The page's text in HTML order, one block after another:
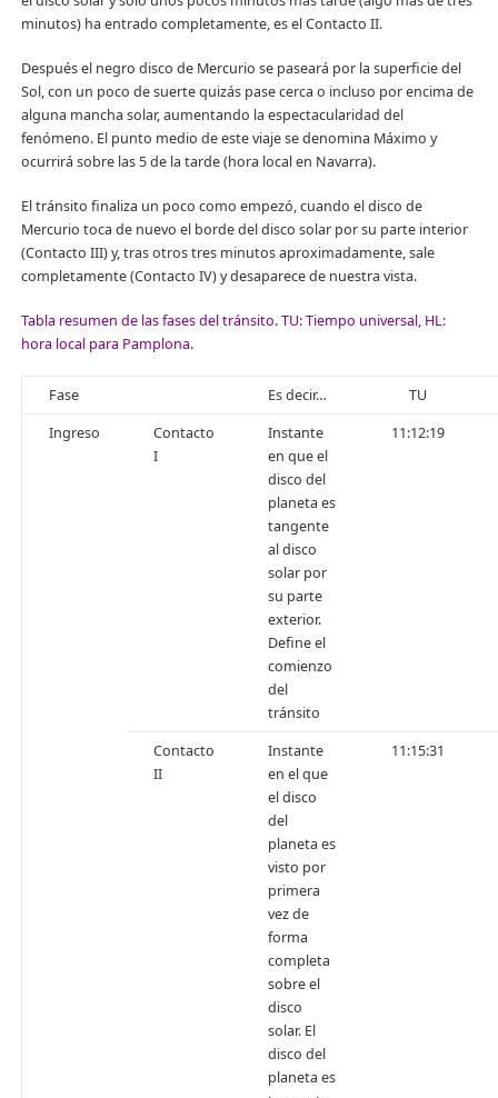
minutos) ha entrado completamente, es el Contacto II.
Después el negro disco de Mercurio se paseará por la superficie del
Sol, con un poco de suerte quizás pase cerca o incluso por encima de
alguna mancha solar, aumentando la espectacularidad del
fenómeno. El punto medio de este viaje se denomina Máximo y
ocurrirá sobre las 5 de la tarde (hora local en Navarra).
El tránsito finaliza un poco como empezó, cuando el disco de
Mercurio toca de nuevo el borde del disco solar por su parte interior
(Contacto III) y, tras otros tres minutos aproximadamente, sale
completamente (Contacto IV) y desaparece de nuestra vista.
Tabla resumen de las fases del tránsito. TU: Tiempo universal, HL:
hora local para Pamplona.
Fase Es decir…
TU
Ingreso
Contacto
I
Instante
en que el
disco del
planeta es
tangente
al disco
solar por
su parte
exterior.
Define el
comienzo
del
tránsito
11:12:19
Contacto
II
Instante
en el que
el disco
del
planeta es
visto por
primera
vez de
forma
completa
sobre el
disco
solar. El
disco del
planeta es
11:15:31